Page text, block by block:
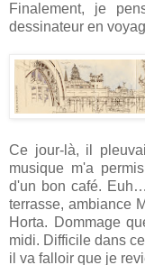
Finalement, je
dessinateur en
Ce jour-là, il
musique m'a
d'un bon café.
terrasse, ambiance
Horta. Dommage
midi. Difficile dans
il va falloir que je